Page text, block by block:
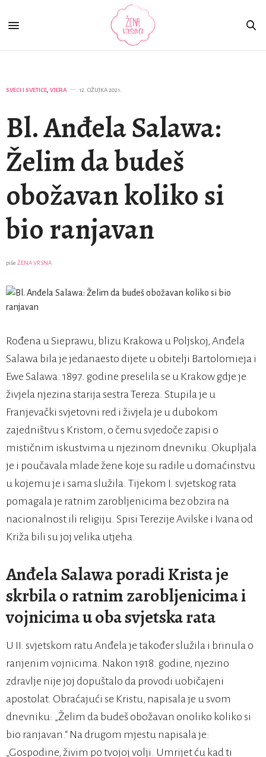
SVECI I SVETICE, VJERA 12. OŽUJKA 2021.
Bl. Anđela Salawa:
Želim da budeš
obožavan koliko si
bio ranjavan
piše ŽENA VRSNA
Rođena u Sieprawu, blizu Krakowa u Poljskoj, Anđela
Salawa bila je jedanaesto dijete u obitelji Bartolomieja i
Ewe Salawa. 1897. godine preselila se u Krakow gdje je
živjela njezina starija sestra Tereza. Stupila je u
Franjevački svjetovni red i živjela je u dubokom
zajedništvu s Kristom, o čemu svjedoče zapisi o
mističnim iskustvima u njezinom dnevniku. Okupljala
je i poučavala mlade žene koje su radile u domaćinstvu
u kojemu je i sama služila. Tijekom I. svjetskog rata
pomagala je ratnim zarobljenicima bez obzira na
nacionalnost ili religiju. Spisi Terezije Avilske i Ivana od
Križa bili su joj velika utjeha.
Anđela Salawa poradi Krista je
skrbila o ratnim zarobljenicima i
vojnicima u oba svjetska rata
U II. svjetskom ratu Anđela je također služila i brinula o
ranjenim vojnicima. Nakon 1918. godine, njezino
zdravlje nije joj dopuštalo da provodi uobičajeni
apostolat. Obraćajući se Kristu, napisala je u svom
dnevniku: „Želim da budeš obožavan onoliko koliko si
bio ranjavan.“ Na drugom mjestu napisala je:
„Gospodine, živim po tvojoj volji. Umrijet ću kad ti